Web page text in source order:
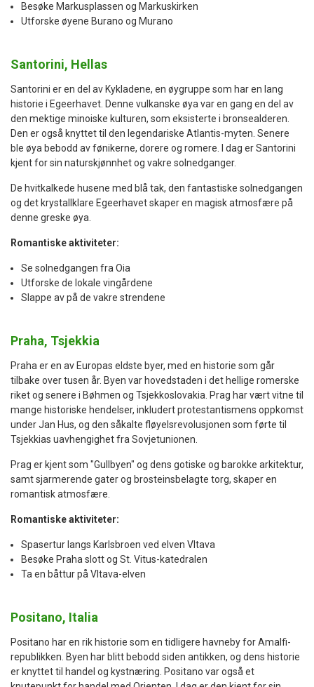
Besøke Markusplassen og Markuskirken
Utforske øyene Burano og Murano
Santorini, Hellas
Santorini er en del av Kykladene, en øygruppe som har en lang
historie i Egeerhavet. Denne vulkanske øya var en gang en del av
den mektige minoiske kulturen, som eksisterte i bronsealderen.
Den er også knyttet til den legendariske Atlantis-myten. Senere
ble øya bebodd av fønikerne, dorere og romere. I dag er Santorini
kjent for sin naturskjønnhet og vakre solnedganger.
De hvitkalkede husene med blå tak, den fantastiske solnedgangen
og det krystallklare Egeerhavet skaper en magisk atmosfære på
denne greske øya.
Romantiske aktiviteter:
Se solnedgangen fra Oia
Utforske de lokale vingårdene
Slappe av på de vakre strendene
Praha, Tsjekkia
Praha er en av Europas eldste byer, med en historie som går
tilbake over tusen år. Byen var hovedstaden i det hellige romerske
riket og senere i Bøhmen og Tsjekkoslovakia. Prag har vært vitne til
mange historiske hendelser, inkludert protestantismens oppkomst
under Jan Hus, og den såkalte fløyelsrevolusjonen som førte til
Tsjekkias uavhengighet fra Sovjetunionen.
Prag er kjent som "Gullbyen" og dens gotiske og barokke arkitektur,
samt sjarmerende gater og brosteinsbelagte torg, skaper en
romantisk atmosfære.
Romantiske aktiviteter:
Spasertur langs Karlsbroen ved elven Vltava
Besøke Praha slott og St. Vitus-katedralen
Ta en båttur på Vltava-elven
Positano, Italia
Positano har en rik historie som en tidligere havneby for Amalfi-
republikken. Byen har blitt bebodd siden antikken, og dens historie
er knyttet til handel og kystnæring. Positano var også et